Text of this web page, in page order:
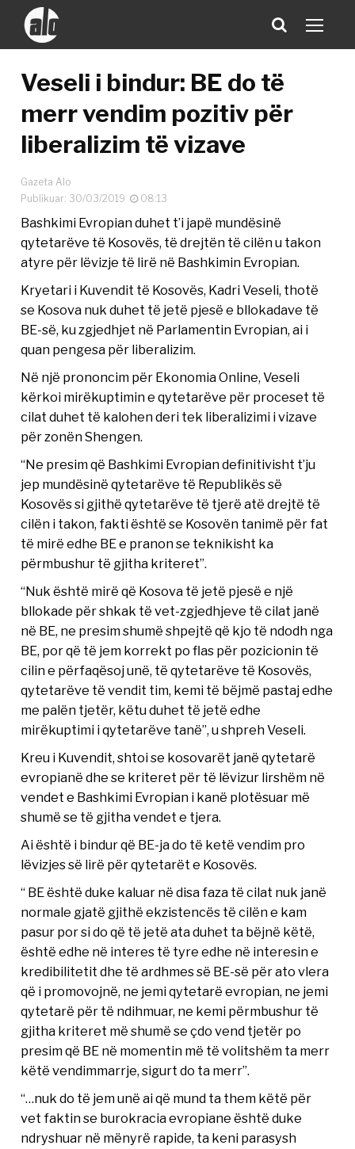
Veseli i bindur: BE do të
merr vendim pozitiv për
liberalizim të vizave
Gazeta Alo
Publikuar: 30/03/2019
08:13
Bashkimi Evropian duhet t’i japë mundësinë
qytetarëve të Kosovës, të drejtën të cilën u takon
atyre për lëvizje të lirë në Bashkimin Evropian.
Kryetari i Kuvendit të Kosovës, Kadri Veseli, thotë
se Kosova nuk duhet të jetë pjesë e bllokadave të
BE-së, ku zgjedhjet në Parlamentin Evropian, ai i
quan pengesa për liberalizim.
Në një prononcim për Ekonomia Online, Veseli
kërkoi mirëkuptimin e qytetarëve për proceset të
cilat duhet të kalohen deri tek liberalizimi i vizave
për zonën Shengen.
“Ne presim që Bashkimi Evropian definitivisht t’ju
jep mundësinë qytetarëve të Republikës së
Kosovës si gjithë qytetarëve të tjerë atë drejtë të
cilën i takon, fakti është se Kosovën tanimë për fat
të mirë edhe BE e pranon se teknikisht ka
përmbushur të gjitha kriteret”.
“Nuk është mirë që Kosova të jetë pjesë e një
bllokade për shkak të vet-zgjedhjeve të cilat janë
në BE, ne presim shumë shpejtë që kjo të ndodh nga
BE, por që të jem korrekt po flas për pozicionin të
cilin e përfaqësoj unë, të qytetarëve të Kosovës,
qytetarëve të vendit tim, kemi të bëjmë pastaj edhe
me palën tjetër, këtu duhet të jetë edhe
mirëkuptimi i qytetarëve tanë”, u shpreh Veseli.
Kreu i Kuvendit, shtoi se kosovarët janë qytetarë
evropianë dhe se kriteret për të lëvizur lirshëm në
vendet e Bashkimi Evropian i kanë plotësuar më
shumë se të gjitha vendet e tjera.
Ai është i bindur që BE-ja do të ketë vendim pro
lëvizjes së lirë për qytetarët e Kosovës.
“ BE është duke kaluar në disa faza të cilat nuk janë
normale gjatë gjithë ekzistencës të cilën e kam
pasur por si do që të jetë ata duhet ta bëjnë këtë,
është edhe në interes të tyre edhe në interesin e
kredibilitetit dhe të ardhmes së BE-së për ato vlera
që i promovojnë, ne jemi qytetarë evropian, ne jemi
qytetarë për të ndihmuar, ne kemi përmbushur të
gjitha kriteret më shumë se çdo vend tjetër po
presim që BE në momentin më të volitshëm ta merr
këtë vendimmarrje, sigurt do ta merr”.
“…nuk do të jem unë ai që mund ta them këtë për
vet faktin se burokracia evropiane është duke
ndryshuar në mënyrë rapide, ta keni parasysh